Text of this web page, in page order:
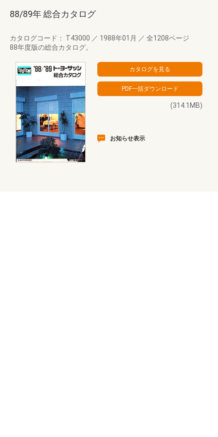
88/89年 総合カタログ
カタログコード： T43000 ／ 1988年01月 ／ 全1208ページ
88年度版の総合カタログ。
(314.1MB)
お知らせ表示